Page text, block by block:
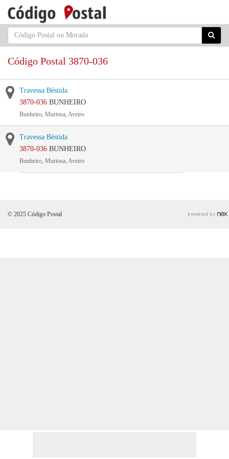
Código Postal 3870-036
Travessa Béstida
3870-036 BUNHEIRO
Bunheiro, Murtosa, Aveiro
Travessa Béstida
3870-036 BUNHEIRO
Bunheiro, Murtosa, Aveiro
© 2025 Código Postal